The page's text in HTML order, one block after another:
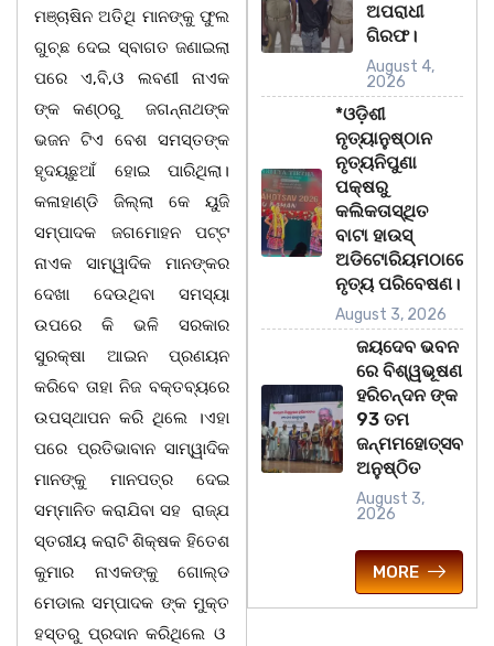
ମଞ୍ଚାଷିନ ଅତିଥି ମାନଙ୍କୁ ଫୁଲ
ଗୁଚ୍ଛ ଦେଇ ସ୍ବାଗତ ଜଣାଇଲା
ପରେ ଏ,ବି,ଓ ଲବଣୀ ନାଏକ
ଙ୍କ କଣ୍ଠରୁ ଜଗନ୍ନାଥଙ୍କ
ଭଜନ ଟିଏ ବେଶ ସମସ୍ତଙ୍କ
ହୃଦୟଛୁଆଁ ହୋଇ ପାରିଥିଲା।
କଳାହାଣ୍ଡି ଜିଲ୍ଲା କେ ୟୁଜି
ସମ୍ପାଦକ ଜଗମୋହନ ପଟ୍ଟ
ନାଏକ ସାମ୍ୱାଦିକ ମାନଙ୍କର
ଦେଖା ଦେଉଥିବା ସମସ୍ୟା
ଉପରେ କି ଭଳି ସରକାର
ସୁରକ୍ଷା ଆଇନ ପ୍ରଣୟନ
କରିବେ ତାହା ନିଜ ବକ୍ତବ୍ୟରେ
ଉପସ୍ଥାପନ କରି ଥିଲେ ।ଏହା
ପରେ ପ୍ରତିଭାବାନ ସାମ୍ୱାଦିକ
ମାନଙ୍କୁ ମାନପତ୍ର ଦେଇ
ସମ୍ମାନିତ କରାଯିବା ସହ ରାଜ୍ଯ
ସ୍ତରୀୟ କରାଟି ଶିକ୍ଷକ ହିତେଶ
କୁମାର ନାଏକଙ୍କୁ ଗୋଲ୍ଡ
ମେଡାଲ ସମ୍ପାଦକ ଙ୍କ ମୁକ୍ତ
ହସ୍ତରୁ ପ୍ରଦାନ କରିଥିଲେ ଓ
ଅପରାଧୀ
ଗିରଫ।
August 4,
2026
*ଓଡ଼ିଶୀ
ନୃତ୍ୟାନୁଷ୍ଠାନ
ନୃତ୍ୟନିପୁଣା
ପକ୍ଷରୁ
କଲିକତାସ୍ଥିତ
ବାଟା ହାଉସ୍
ଅଡିଟୋରିୟମଠାରେ
ନୃତ୍ୟ ପରିବେଷଣ।
August 3, 2026
ଜୟଦେବ ଭବନ
ରେ ବିଶ୍ୱଭୂଷଣ
ହରିଚନ୍ଦନ ଙ୍କ
93 ତମ
ଜନ୍ମମହୋତ୍ସବ
ଅନୁଷ୍ଠିତ
August 3,
2026
MORE